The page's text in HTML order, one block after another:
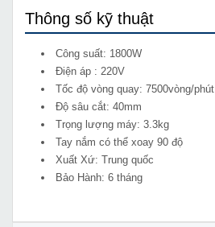
Thông số kỹ thuật
Công suất: 1800W
Điện áp : 220V
Tốc độ vòng quay: 7500vòng/phút
Độ sâu cắt: 40mm
Trọng lượng máy: 3.3kg
Tay nắm có thể xoay 90 độ
Xuất Xứ: Trung quốc
Bảo Hành: 6 tháng